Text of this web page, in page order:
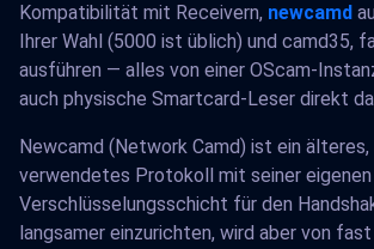
Kompatibilität mit Receivern, newcamd
Ihrer Wahl (5000 ist üblich) und camd35,
ausführen — alles von einer OScam-
auch physische Smartcard-Leser direkt
Newcamd (Network Camd) ist ein älteres,
verwendetes Protokoll mit seiner eigenen
Verschlüsselungsschicht für den
langsamer einzurichten, wird aber von